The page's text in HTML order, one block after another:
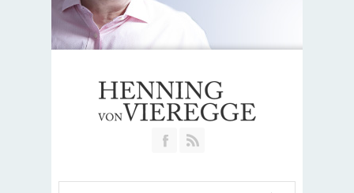
Join our Facebook Group